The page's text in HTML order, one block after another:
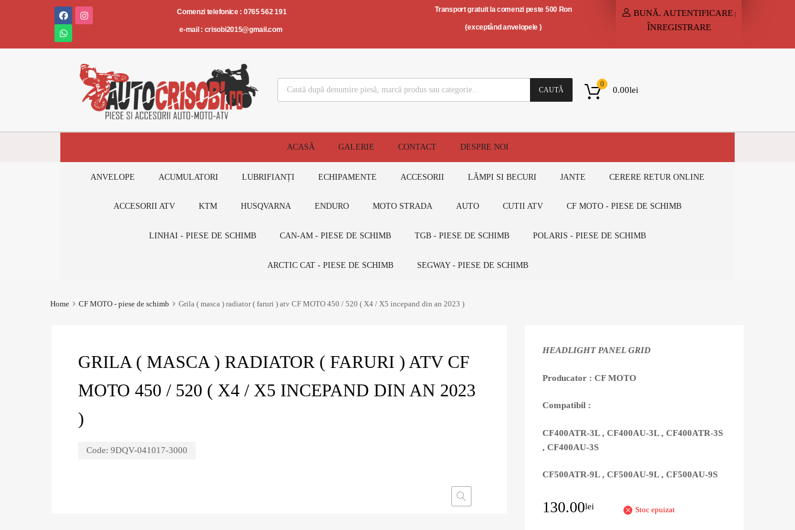
AUTO-
Comenzi telefonice : 0765 562 191
e-mail : crisobi2015@gmail.com
Transport gratuit la comenzi peste 500 Ron
(exceptând anvelopele )
BUNĂ. AUTENTIFICARE |
ÎNREGISTRARE
CAUTĂ 0.00lei
0
ACASĂ GALERIE CONTACT DESPRE NOI
ANVELOPE ACUMULATORI LUBRIFIANȚI ECHIPAMENTE ACCESORII LĂMPI SI BECURI JANTE CERERE RETUR ONLINE
ACCESORII ATV KTM HUSQVARNA ENDURO MOTO STRADA AUTO CUTII ATV CF MOTO - PIESE DE SCHIMB
LINHAI - PIESE DE SCHIMB CAN-AM - PIESE DE SCHIMB TGB - PIESE DE SCHIMB POLARIS - PIESE DE SCHIMB
ARCTIC CAT - PIESE DE SCHIMB SEGWAY - PIESE DE SCHIMB
Home CF MOTO - piese de schimb Grila ( masca ) radiator ( faruri ) atv CF MOTO 450 / 520 ( X4 / X5 incepand din an 2023 )
GRILA ( MASCA ) RADIATOR ( FARURI ) ATV CF
MOTO 450 / 520 ( X4 / X5 INCEPAND DIN AN 2023
)
Code: 9DQV-041017-3000
HEADLIGHT PANEL GRID
Producator : CF MOTO
Compatibil :
CF400ATR-3L , CF400AU-3L , CF400ATR-3S
, CF400AU-3S
CF500ATR-9L , CF500AU-9L , CF500AU-9S
130.00lei Stoc epuizat